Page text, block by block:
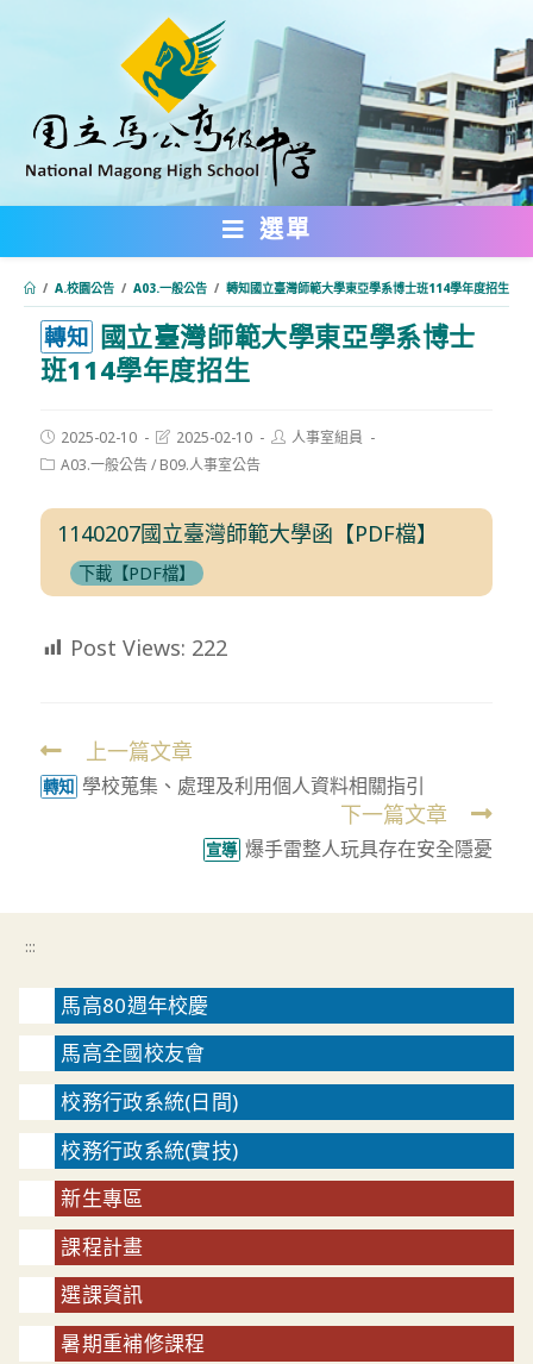
內
選單
/ A.校園公告 / A03.一般公告 / 轉知國立臺灣師範大學東亞學系博士班114學年度招生
轉知 國立臺灣師範大學東亞學系博士
班114學年度招生
Post
published:
2025-02-10
Post
modified:
2025-02-10
Post人事室組員
PostA03.一般公告/ B09.人事室公告
1140207國立臺灣師範大學函【PDF檔】
下載【PDF檔】
Post Views: 222
Read
more
上一篇文章
轉知 學校蒐集、處理及利用個人資料相關指引
下一篇文章
宣導 爆手雷整人玩具存在安全隱憂
:::
馬高80週年校慶
馬高全國校友會
校務行政系統(日間)
校務行政系統(實技)
新生專區
課程計畫
選課資訊
暑期重補修課程